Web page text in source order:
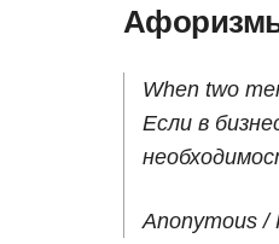
Афоризмы
When two
Если в
Anonymous